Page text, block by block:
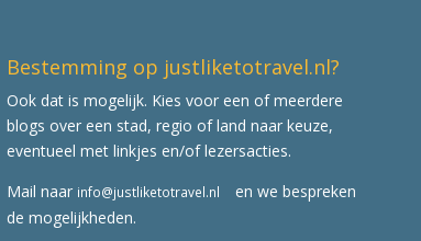
Bestemming op justliketotravel.nl?
Ook dat is mogelijk. Kies voor een of meerdere
blogs over een stad, regio of land naar keuze,
eventueel met linkjes en/of lezersacties.
Mail naar info@justliketotravel.nl
en we bespreken
de mogelijkheden.